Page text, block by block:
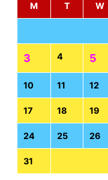
M
T W
3 4 5
10 11 12
17 18 19
24 25 26
31